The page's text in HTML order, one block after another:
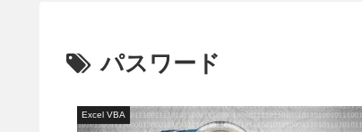
パスワード
Excel VBA